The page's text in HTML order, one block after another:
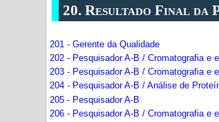
20. Resultado Final da
201 - Gerente da Qualidade
202 - Pesquisador A-B / Cromatografia e
203 - Pesquisador A-B / Cromatografia e
204 - Pesquisador A-B / Análise de
205 - Pesquisador A-B
206 - Pesquisador A-B / Cromatografia e